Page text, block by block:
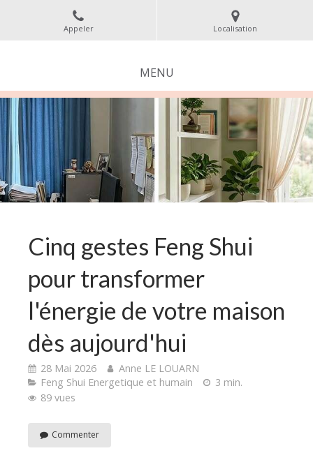
Appeler Localisation
MENU
Cinq gestes Feng Shui
pour transformer
l'énergie de votre maison
dès aujourd'hui
28 Mai 2026
Anne LE LOUARN
Feng Shui Energetique et humain
3 min.
89 vues
Commenter